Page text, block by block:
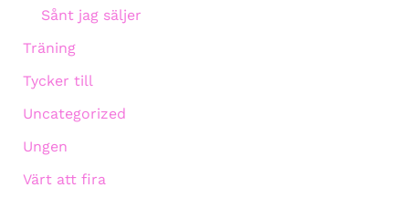
Sånt jag säljer
Träning
Tycker till
Uncategorized
Ungen
Värt att fira